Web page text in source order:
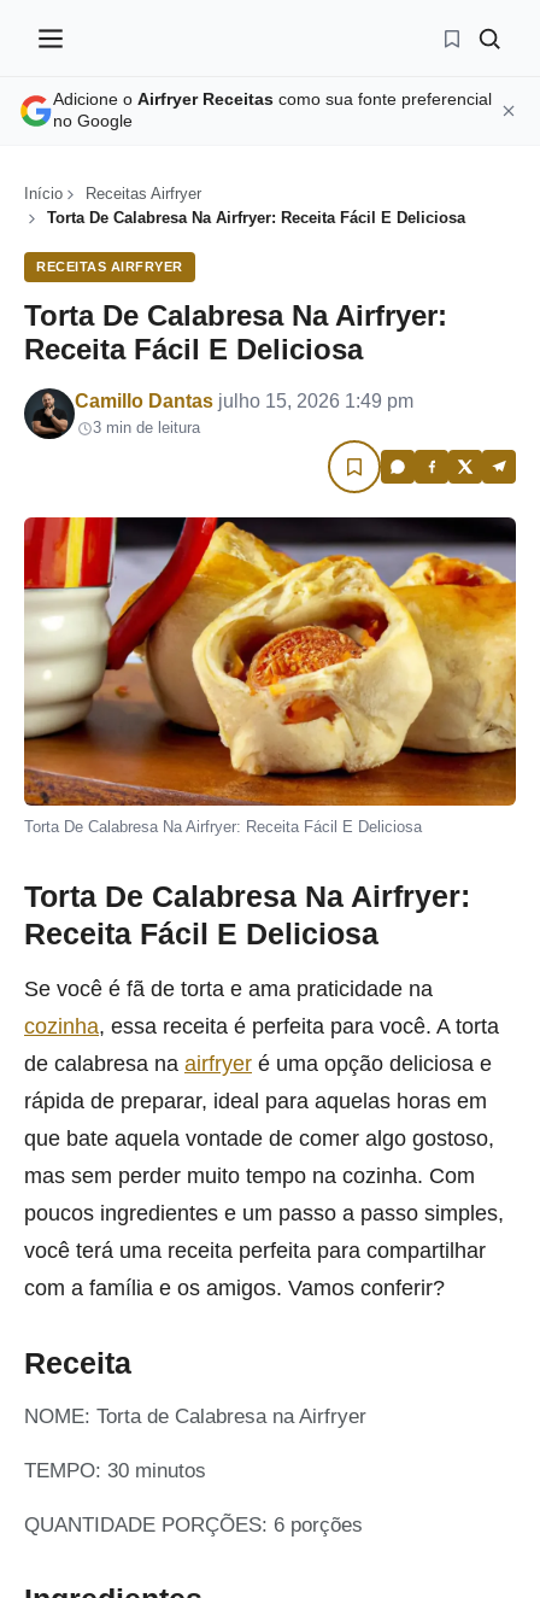
Adicione o Airfryer Receitas como sua fonte preferencial
no Google
Início
Receitas Airfryer
Torta De Calabresa Na Airfryer: Receita Fácil E Deliciosa
RECEITAS AIRFRYER
Torta De Calabresa Na Airfryer:
Receita Fácil E Deliciosa
Por
Camillo Dantas julho 15, 2026 1:49 pm
3 min de leitura
Torta De Calabresa Na Airfryer: Receita Fácil E Deliciosa
Torta De Calabresa Na Airfryer:
Receita Fácil E Deliciosa
Se você é fã de torta e ama praticidade na
cozinha, essa receita é perfeita para você. A torta
de calabresa na airfryer é uma opção deliciosa e
rápida de preparar, ideal para aquelas horas em
que bate aquela vontade de comer algo gostoso,
mas sem perder muito tempo na cozinha. Com
poucos ingredientes e um passo a passo simples,
você terá uma receita perfeita para compartilhar
com a família e os amigos. Vamos conferir?
Receita
NOME: Torta de Calabresa na Airfryer
TEMPO: 30 minutos
QUANTIDADE PORÇÕES: 6 porções